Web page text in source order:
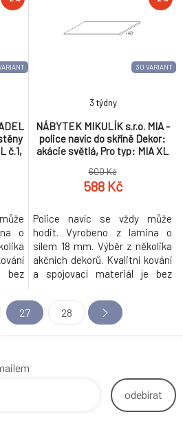
a
pocitem, že jste doma v
prostoru, který vám dělá dobře.
Z pohledu mistra „Noční stolek
č.1,
o
bez
30 VARIANT
NÁBYTEK MIKULÍK s.r.o. MIA -
police navíc do skříně Dekor:
akácie světlá, Pro typ: MIA XL
3 týdny
600 Kč
588 Kč
Police navíc se vždy může
hodit. Vyrobeno z lamina o
sílem 18 mm. Výběr z několika
akčních dekorů. Kvalitní kování
a spojovací materiál je bez
vyjma ochranných krytek.
27 28
odebírat